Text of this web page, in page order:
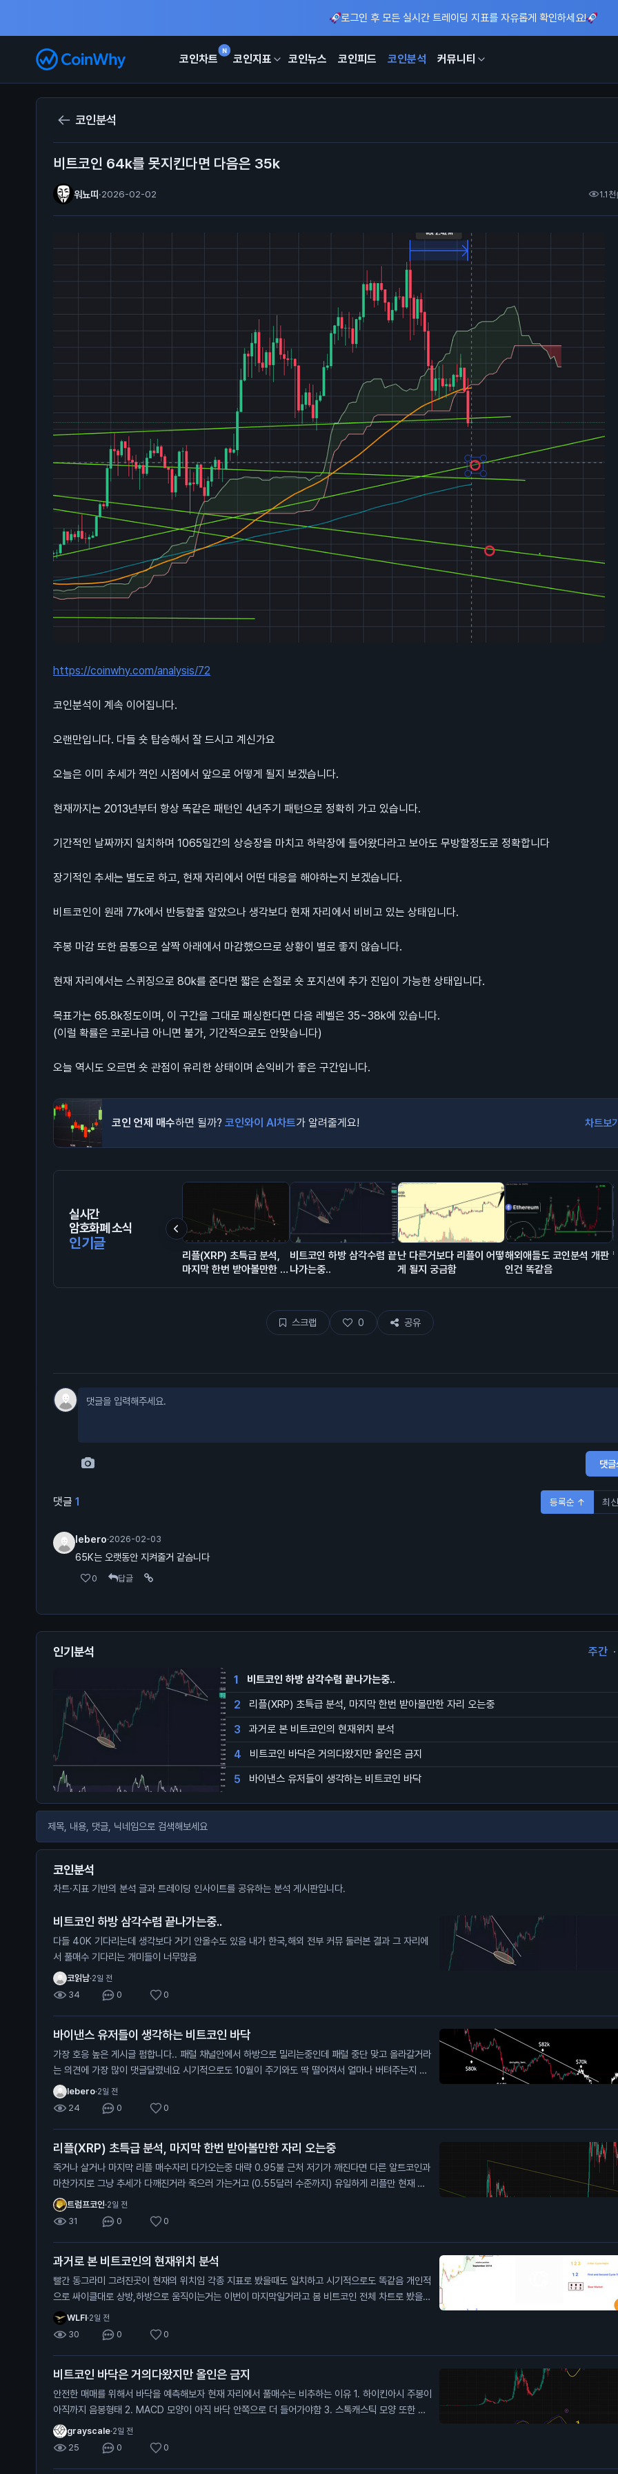
로그인 후 모든 실시간 트레이딩 지표를 자유롭게 확인하세요!
N
코인차트 코인지표 코인뉴스 코인피드 코인분석 커뮤니티
코인분석
비트코인 64k를 못지킨다면 다음은 35k
워뇨띠·2026-02-02 1.1천
https://coinwhy.com/analysis/72
코인분석이 계속 이어집니다.
오랜만입니다. 다들 숏 탑승해서 잘 드시고 계신가요
오늘은 이미 추세가 꺽인 시점에서 앞으로 어떻게 될지 보겠습니다.
현재까지는 2013년부터 항상 똑같은 패턴인 4년주기 패턴으로 정확히 가고 있습니다.
기간적인 날짜까지 일치하며 1065일간의 상승장을 마치고 하락장에 들어왔다라고 보아도 무방할정도로 정확합니다
장기적인 추세는 별도로 하고, 현재 자리에서 어떤 대응을 해야하는지 보겠습니다.
비트코인이 원래 77k에서 반등할줄 알았으나 생각보다 현재 자리에서 비비고 있는 상태입니다.
주봉 마감 또한 몸통으로 살짝 아래에서 마감했으므로 상황이 별로 좋지 않습니다.
현재 자리에서는 스퀴징으로 80k를 준다면 짧은 손절로 숏 포지션에 추가 진입이 가능한 상태입니다.
목표가는 65.8k정도이며, 이 구간을 그대로 패싱한다면 다음 레벨은 35~38k에 있습니다.
(이럴 확률은 코로나급 아니면 불가, 기간적으로도 안맞습니다)
오늘 역시도 오르면 숏 관점이 유리한 상태이며 손익비가 좋은 구간입니다.
코인 언제 매수하면 될까? 코인와이 AI차트가 알려줄게요! 차트보
실시간
암호화폐 소식
인기글
리플(XRP) 초특급 분석,
마지막 한번 받아볼만한 자
비트코인 하방 삼각수렴 끝
나가는중..
난 다른거보다 리플이 어떻
게 될지 궁금함
해외애들도 코인분석 개판
인건 똑같음
스크랩 0 공유
댓
댓글 1 등록순 ↑ 최
lebero·2026-02-03
65K는 오랫동안 지켜줄거 같슴니다
0 답글
인기분석 주간 ·
1 비트코인 하방 삼각수렴 끝나가는중..
2 리플(XRP) 초특급 분석, 마지막 한번 받아볼만한 자리 오는중
3 과거로 본 비트코인의 현재위치 분석
4 비트코인 바닥은 거의다왔지만 올인은 금지
5 바이낸스 유저들이 생각하는 비트코인 바닥
코인분석
차트·지표 기반의 분석 글과 트레이딩 인사이트를 공유하는 분석 게시판입니다.
비트코인 하방 삼각수렴 끝나가는중..
다들 40K 기다리는데 생각보다 거기 안올수도 있음 내가 한국,해외 전부 커뮤 둘러본 결과 그 자리에
서 풀매수 기다리는 개미들이 너무많음
코읽남·2일 전
34 0 0
바이낸스 유저들이 생각하는 비트코인 바닥
가장 호응 높은 게시글 펌합니다.. 패럴 채널안에서 하방으로 밀리는중인데 패럴 중단 맞고 올라갈거라
는 의견에 가장 많이 댓글달렸네요 시기적으로도 10월이 주기와도 딱 떨어져서 얼마나 버텨주는지 잘
봐야할듯?
lebero·2일 전
24 0 0
리플(XRP) 초특급 분석, 마지막 한번 받아볼만한 자리 오는중
죽거나 살거나 마지막 리플 매수자리 다가오는중 대략 0.95불 근처 저기가 깨진다면 다른 알트코인과
마찬가지로 그냥 추세가 다깨진거라 죽으러 가는거고 (0.55달러 수준까지) 유일하게 리플만 현재 알
트 차트중에 살아있는데 (잡코제외) 저기를 지켜주면 저기가 찐바닥임, 물론 저 지지선을 타고 흐를순
있는데 저기만 안깨지면됨
트럼프코인·2일 전
31 0 0
과거로 본 비트코인의 현재위치 분석
빨간 동그라미 그려진곳이 현재의 위치임 각종 지표로 봤을때도 일치하고 시기적으로도 똑같음 개인적
으로 싸이클대로 상방,하방으로 움직이는거는 이번이 마지막일거라고 봄 비트코인 전체 차트로 봤을때
현재 어센딩트라이앵글 모양이라서 비트가 0원가거나 위로 계속 쏘거나 할거라고 생각한다
WLFI·2일 전
30 0 0
비트코인 바닥은 거의다왔지만 올인은 금지
안전한 매매를 위해서 바닥을 예측해보자 현재 자리에서 풀매수는 비추하는 이유 1. 하이킨아시 주봉이
아직까지 음봉형태 2. MACD 모양이 아직 바닥 안쪽으로 더 들어가야함 3. 스톡캐스틱 모양 또한 쌍
바닥형태로 내려가고 있는 진행형 상태라 추가하락(살짝)이 남아있을 확률이 높음 그러면 계속 기다리
다가 더 떨어지면 풀매수하냐? 그건 또 아님 지금부터 서서히 10~20%씩 신저점 갱신할때마다 받아
보는게 제일 베스트
grayscale·2일 전
25 0 0